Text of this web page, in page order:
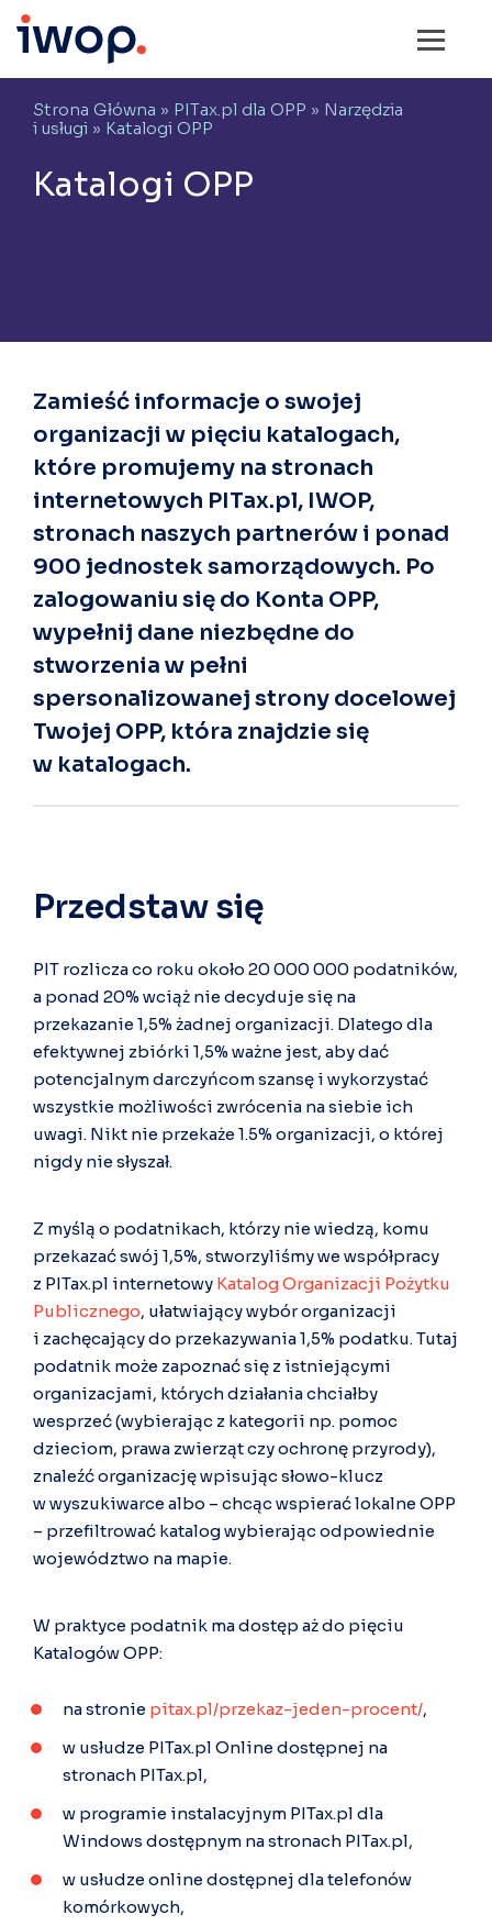
Strona Główna » PITax.pl dla OPP » Narzędzia
i usługi » Katalogi OPP
Katalogi OPP
Zamieść informacje o swojej
organizacji w pięciu katalogach,
które promujemy na stronach
internetowych PITax.pl, IWOP,
stronach naszych partnerów i ponad
900 jednostek samorządowych. Po
zalogowaniu się do Konta OPP,
wypełnij dane niezbędne do
stworzenia w pełni
spersonalizowanej strony docelowej
Twojej OPP, która znajdzie się
w katalogach.
Przedstaw się
PIT rozlicza co roku około 20 000 000 podatników,
a ponad 20% wciąż nie decyduje się na
przekazanie 1,5% żadnej organizacji. Dlatego dla
efektywnej zbiórki 1,5% ważne jest, aby dać
potencjalnym darczyńcom szansę i wykorzystać
wszystkie możliwości zwrócenia na siebie ich
uwagi. Nikt nie przekaże 1.5% organizacji, o której
nigdy nie słyszał.
Z myślą o podatnikach, którzy nie wiedzą, komu
przekazać swój 1,5%, stworzyliśmy we współpracy
z PITax.pl internetowy Katalog Organizacji Pożytku
Publicznego, ułatwiający wybór organizacji
i zachęcający do przekazywania 1,5% podatku. Tutaj
podatnik może zapoznać się z istniejącymi
organizacjami, których działania chciałby
wesprzeć (wybierając z kategorii np. pomoc
dzieciom, prawa zwierząt czy ochronę przyrody),
znaleźć organizację wpisując słowo-klucz
w wyszukiwarce albo – chcąc wspierać lokalne OPP
– przefiltrować katalog wybierając odpowiednie
województwo na mapie.
W praktyce podatnik ma dostęp aż do pięciu
Katalogów OPP:
na stronie pitax.pl/przekaz-jeden-procent/,
w usłudze PITax.pl Online dostępnej na
stronach PITax.pl,
w programie instalacyjnym PITax.pl dla
Windows dostępnym na stronach PITax.pl,
w usłudze online dostępnej dla telefonów
komórkowych,